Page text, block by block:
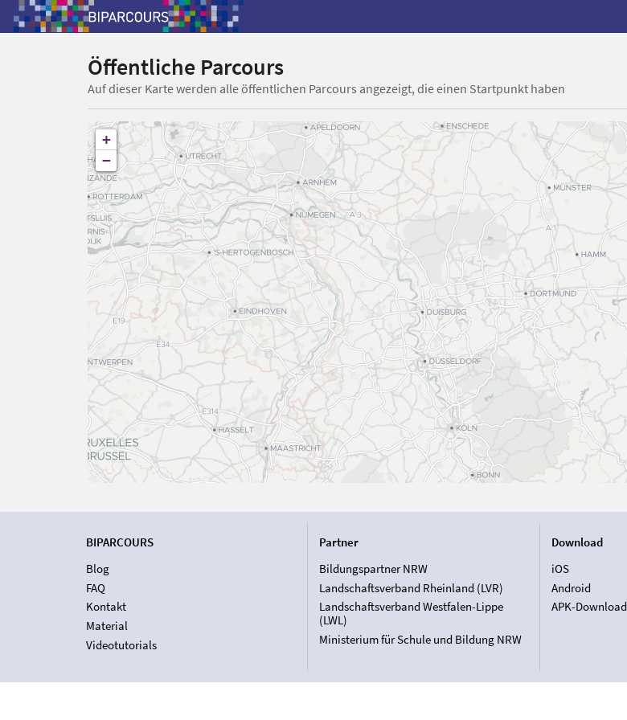
Öffentliche Parcours
Auf dieser Karte werden alle öffentlichen Parcours angezeigt, die einen Startpunkt haben
+
−
BIPARCOURS
Blog
FAQ
Kontakt
Material
Videotutorials
Partner
Bildungspartner NRW
Landschaftsverband Rheinland (LVR)
Landschaftsverband Westfalen-Lippe
(LWL)
Ministerium für Schule und Bildung NRW
Download
iOS
Android
APK-Download